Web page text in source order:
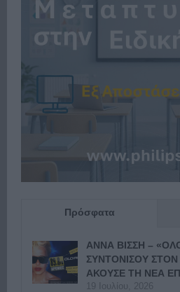
Πρόσφατα
ΑΝΝΑ ΒΙΣΣΗ –
ΣΥΝΤΟΝΙΣΟΥ
ΑΚΟΥΣΕ ΤΗ ΝΕΑ
19 Ιουλίου, 2026